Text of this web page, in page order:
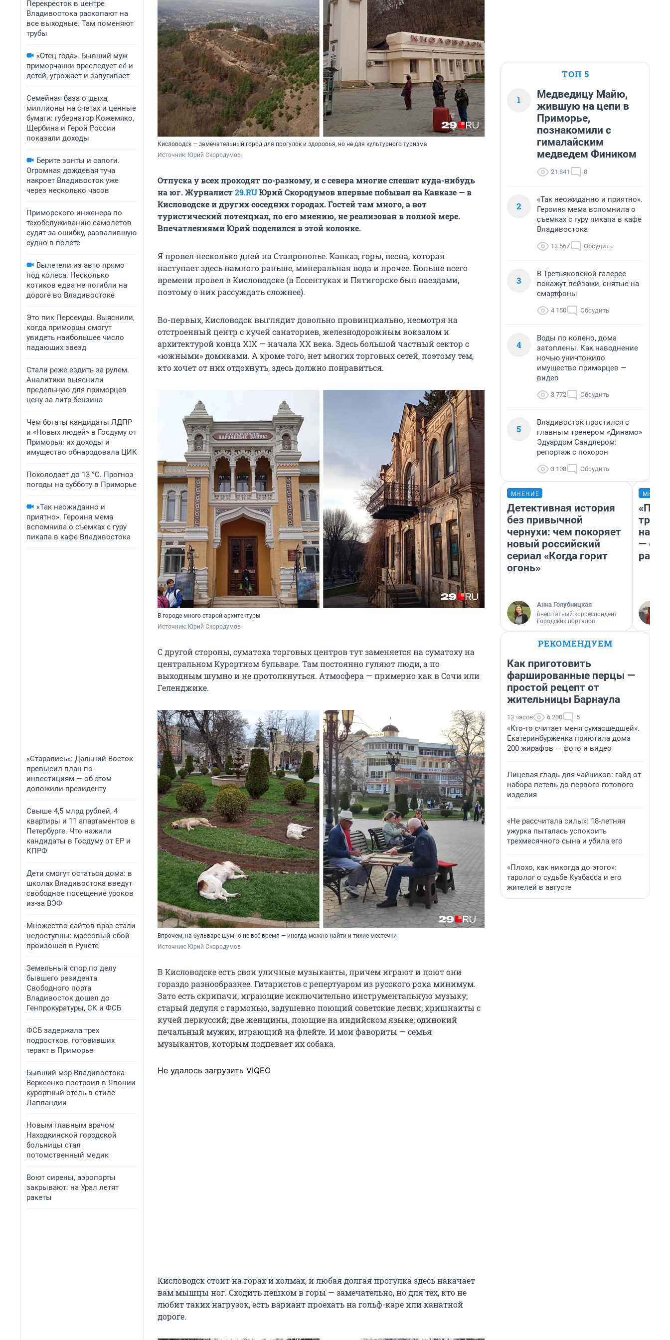
Перекресток в центре
Владивостока раскопают на
все выходные. Там поменяют
трубы
«Отец года». Бывший муж
приморчанки преследует её и
детей, угрожает и запугивает
Семейная база отдыха,
миллионы на счетах и ценные
бумаги: губернатор Кожемяко,
Щербина и Герой России
показали доходы
Берите зонты и сапоги.
Огромная дождевая туча
накроет Владивосток уже
через несколько часов
Приморского инженера по
техобслуживанию самолетов
судят за ошибку, развалившую
судно в полете
Вылетели из авто прямо
под колеса. Несколько
котиков едва не погибли на
дороге во Владивостоке
Это пик Персеиды. Выяснили,
когда приморцы смогут
увидеть наибольшее число
падающих звезд
Стали реже ездить за рулем.
Аналитики выяснили
предельную для приморцев
цену за литр бензина
Чем богаты кандидаты ЛДПР
и «Новых людей» в Госдуму от
Приморья: их доходы и
имущество обнародовала ЦИК
Похолодает до 13 °C. Прогноз
погоды на субботу в Приморье
«Так неожиданно и
приятно». Героиня мема
вспомнила о съемках с гуру
пикапа в кафе Владивостока
«Старались»: Дальний Восток
превысил план по
инвестициям — об этом
доложили президенту
Свыше 4,5 млрд рублей, 4
квартиры и 11 апартаментов в
Петербурге. Что нажили
кандидаты в Госдуму от ЕР и
КПРФ
Дети смогут остаться дома: в
школах Владивостока введут
свободное посещение уроков
из-за ВЭФ
Множество сайтов враз стали
недоступны: массовый сбой
произошел в Рунете
Земельный спор по делу
бывшего резидента
Свободного порта
Владивосток дошел до
Генпрокуратуры, СК и ФСБ
ФСБ задержала трех
подростков, готовивших
теракт в Приморье
Бывший мэр Владивостока
Веркеенко построил в Японии
курортный отель в стиле
Лапландии
Новым главным врачом
Находкинской городской
больницы стал
потомственный медик
Воют сирены, аэропорты
закрывают: на Урал летят
ракеты
Кисловодск — замечательный город для прогулок и здоровья, но не для культурного туризма
Источник: Юрий Скородумов
Отпуска у всех проходят по-разному, и с севера многие спешат куда-нибудь
на юг. Журналист29.RUЮрий Скородумов впервые побывал на Кавказе — в
Кисловодске и других соседних городах. Гостей там много, а вот
туристический потенциал, по его мнению, не реализован в полной мере.
Впечатлениями Юрий поделился в этой колонке.
Я провел несколько дней на Ставрополье. Кавказ, горы, весна, которая
наступает здесь намного раньше, минеральная вода и прочее. Больше всего
времени провел в Кисловодске (в Ессентуках и Пятигорске был наездами,
поэтому о них рассуждать сложнее).
Во-первых, Кисловодск выглядит довольно провинциально, несмотря на
отстроенный центр с кучей санаториев, железнодорожным вокзалом и
архитектурой конца XIX — начала XX века. Здесь большой частный сектор с
«южными» домиками. А кроме того, нет многих торговых сетей, поэтому тем,
кто хочет от них отдохнуть, здесь должно понравиться.
В городе много старой архитектуры
Источник: Юрий Скородумов
С другой стороны, суматоха торговых центров тут заменяется на суматоху на
центральном Курортном бульваре. Там постоянно гуляют люди, а по
выходным шумно и не протолкнуться. Атмосфера — примерно как в Сочи или
Геленджике.
Впрочем, на бульваре шумно не всё время — иногда можно найти и тихие местечки
Источник: Юрий Скородумов
В Кисловодске есть свои уличные музыканты, причем играют и поют они
гораздо разнообразнее. Гитаристов с репертуаром из русского рока минимум.
Зато есть скрипачи, играющие исключительно инструментальную музыку;
старый дедуля с гармонью, задушевно поющий советские песни; кришнаиты с
кучей перкуссий; две женщины, поющие на индийском языке; одинокий
печальный мужик, играющий на флейте. И мои фавориты — семья
музыкантов, которым подпевает их собака.
Не удалось загрузить VIQEO
Кисловодск стоит на горах и холмах, и любая долгая прогулка здесь накачает
вам мышцы ног. Сходить пешком в горы — замечательно, но для тех, кто не
любит таких нагрузок, есть вариант проехать на гольф-каре или канатной
дороге.
ТОП 5
1
Медведицу Майю,
жившую на цепи в
Приморье,
познакомили с
гималайским
медведем Фиником
21 841 8
2
«Так неожиданно и приятно».
Героиня мема вспомнила о
съемках с гуру пикапа в кафе
Владивостока
13 567 Обсудить
3
В Третьяковской галерее
покажут пейзажи, снятые на
смартфоны
4 150 Обсудить
4
Воды по колено, дома
затоплены. Как наводнение
ночью уничтожило
имущество приморцев —
видео
3 772 Обсудить
5
Владивосток простился с
главным тренером «Динамо»
Эдуардом Сандлером:
репортаж с похорон
3 108 Обсудить
МНЕНИЕ
Детективная история
без привычной
чернухи: чем покоряет
новый российский
сериал «Когда горит
огонь»
Анна Голубницкая
внештатный корреспондент
Городских порталов
на
— об
РЕКОМЕНДУЕМ
Как приготовить
фаршированные перцы —
простой рецепт от
жительницы Барнаула
13 часов 6 200 5
«Кто-то считает меня сумасшедшей».
Екатеринбурженка приютила дома
200 жирафов — фото и видео
Лицевая гладь для чайников: гайд от
набора петель до первого готового
изделия
«Не рассчитала силы»: 18-летняя
ужурка пыталась успокоить
трехмесячного сына и убила его
«Плохо, как никогда до этого»:
таролог о судьбе Кузбасса и его
жителей в августе